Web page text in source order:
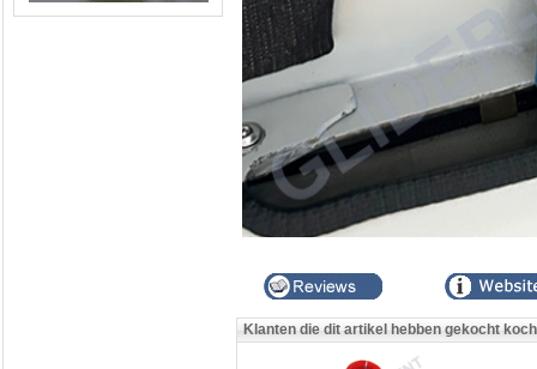
Klanten die dit artikel hebben gekocht